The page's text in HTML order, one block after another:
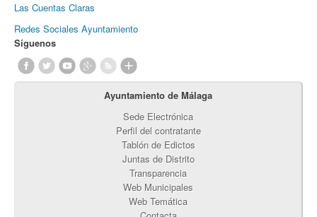
Las Cuentas Claras
Redes Sociales Ayuntamiento
Síguenos
Ayuntamiento de Málaga
Sede Electrónica
Perfil del contratante
Tablón de Edictos
Juntas de Distrito
Transparencia
Web Municipales
Web Temática